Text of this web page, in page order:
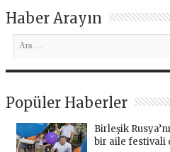
Haber Arayın
Popüler Haberler
Birleşik
bir aile festivali